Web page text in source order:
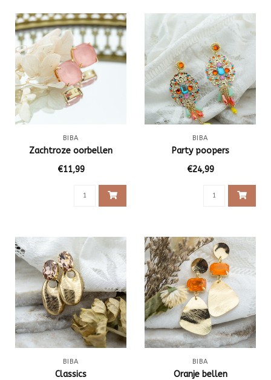
BIBA
Zachtroze oorbellen
€11,99
BIBA
Party poopers
€24,99
BIBA
Classics
BIBA
Oranje bellen